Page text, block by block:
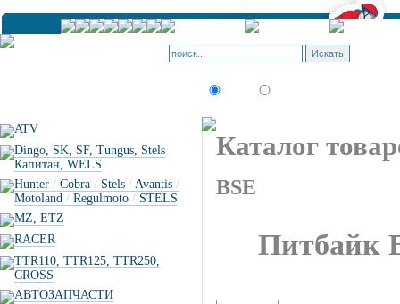
ATV
Dingo, SK, SF, Tungus, Stels
Капитан, WELS
Hunter / Cobra / Stels / Avantis /
Motoland / Regulmoto / STELS
MZ, ETZ
RACER
TTR110, TTR125, TTR250,
CROSS
АВТОЗАПЧАСТИ
Каталог
BSE
Питбайк